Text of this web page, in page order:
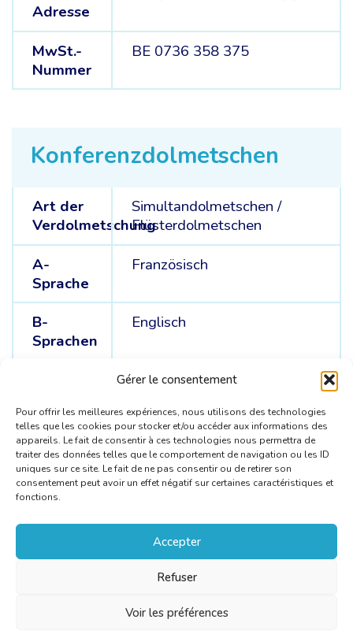
Gérer le consentement
Pour offrir les meilleures expériences, nous utilisons des technologies
telles que les cookies pour stocker et/ou accéder aux informations des
appareils. Le fait de consentir à ces technologies nous permettra de
traiter des données telles que le comportement de navigation ou les ID
uniques sur ce site. Le fait de ne pas consentir ou de retirer son
consentement peut avoir un effet négatif sur certaines caractéristiques et
fonctions.
Accepter
Refuser
Voir les préférences
Adresse
MwSt.-
Nummer
BE 0736 358 375
Konferenzdolmetschen
Art der
Verdolmetschung
Simultandolmetschen/
Flüsterdolmetschen
A-
Sprache
Französisch
B-
Sprachen
Englisch
Spanisch